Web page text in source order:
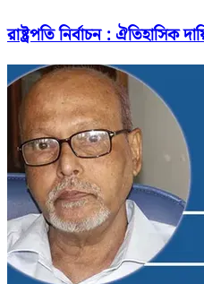
রাষ্ট্রপতি নির্বাচন : ঐতিহাসিক